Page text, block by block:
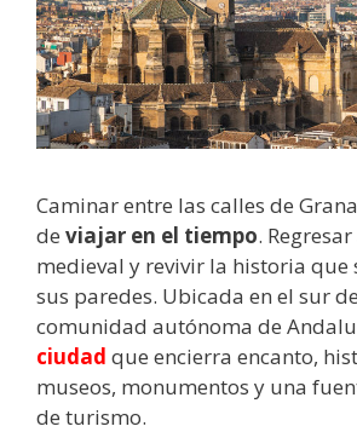
Caminar entre las calles de
de viajar en el tiempo.
medieval y revivir la historia que
sus paredes. Ubicada en el sur
comunidad autónoma de
ciudad que encierra encanto,
museos, monumentos y una
de turismo.